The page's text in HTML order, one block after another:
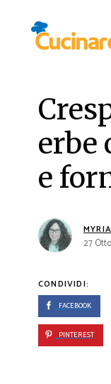
erbe
e
27
CONDIVIDI:
FACEBOOK
PINTEREST